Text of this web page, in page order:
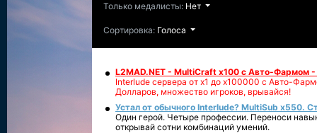
Только медалисты: Нет
Сортировка: Голоса
L2MAD.NET - MultiCraft x100 с Авто-Фармом
Interlude сервера от х1 до х100000 с Авто-
Долларов, множество игроков, врывайся!
Устал от обычного Interlude? MultiSub x550.
Один герой. Четыре профессии. Переноси
открывай сотни комбинаций умений.